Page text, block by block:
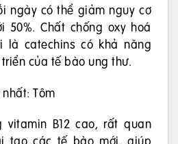
ngày có thể giảm nguy cơ
50%. Chất chống oxy hoá
là catechins có khả năng
của tế bào ung thư.
Tôm
vitamin B12 cao, rất quan